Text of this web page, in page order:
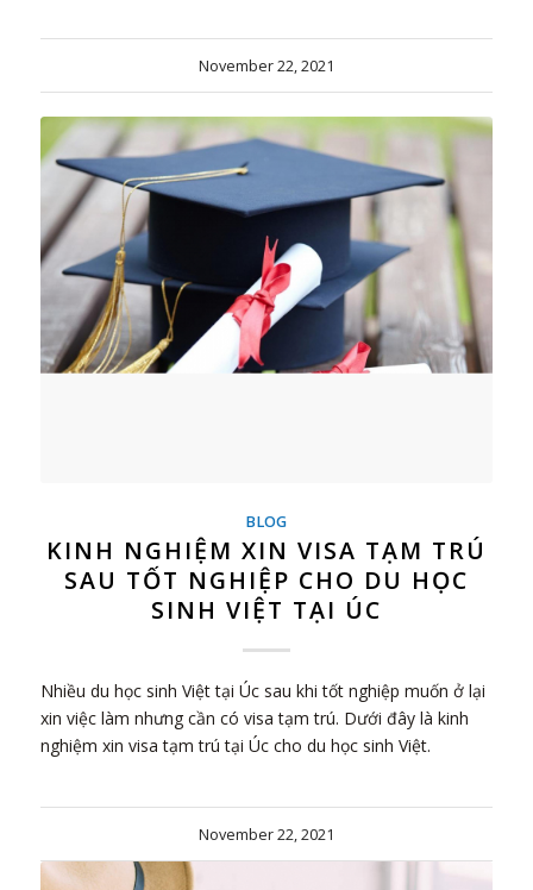
November 22, 2021
BLOG
KINH NGHIỆM XIN VISA TẠM TRÚ
SAU TỐT NGHIỆP CHO DU HỌC
SINH VIỆT TẠI ÚC
Nhiều du học sinh Việt tại Úc sau khi tốt nghiệp muốn ở lại
xin việc làm nhưng cần có visa tạm trú. Dưới đây là kinh
nghiệm xin visa tạm trú tại Úc cho du học sinh Việt.
November 22, 2021